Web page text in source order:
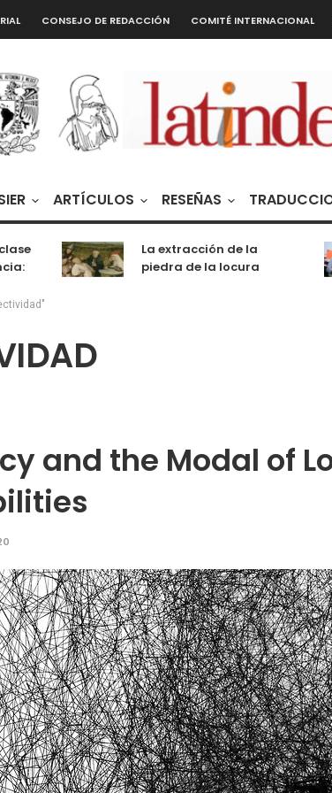
CONSEJO DE REDACCIÓN COMITÉ INTERNACIONAL
ARTÍCULOS RESEÑAS
La extracción de la
piedra de la locura
and the Modal of